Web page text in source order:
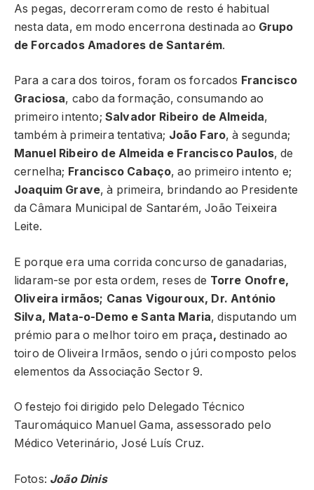
As pegas, decorreram como de resto é habitual
nesta data, em modo encerrona destinada ao Grupo
de Forcados Amadores de Santarém.
Para a cara dos toiros, foram os forcados Francisco
Graciosa, cabo da formação, consumando ao
primeiro intento; Salvador Ribeiro de Almeida,
também à primeira tentativa; João Faro, à segunda;
Manuel Ribeiro de Almeida e Francisco Paulos, de
cernelha; Francisco Cabaço, ao primeiro intento e;
Joaquim Grave, à primeira, brindando ao Presidente
da Câmara Municipal de Santarém, João Teixeira
Leite.
E porque era uma corrida concurso de ganadarias,
lidaram-se por esta ordem, reses de Torre Onofre,
Oliveira irmãos; Canas Vigouroux, Dr. António
Silva, Mata-o-Demo e Santa Maria, disputando um
prémio para o melhor toiro em praça, destinado ao
toiro de Oliveira Irmãos, sendo o júri composto pelos
elementos da Associação Sector 9.
O festejo foi dirigido pelo Delegado Técnico
Tauromáquico Manuel Gama, assessorado pelo
Médico Veterinário, José Luís Cruz.
Fotos: João Dinis